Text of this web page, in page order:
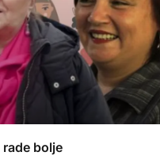
rade bolje